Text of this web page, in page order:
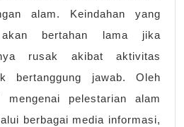
alam. Keindahan yang
bertahan lama jika
rusak akibat aktivitas
bertanggung jawab. Oleh
pelestarian alam
berbagai media informasi,